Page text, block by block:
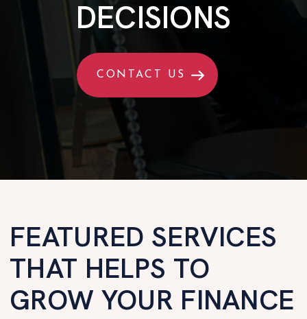
DECISIONS
CONTACT US
FEATURED SERVICES
THAT HELPS TO
GROW YOUR FINANCE